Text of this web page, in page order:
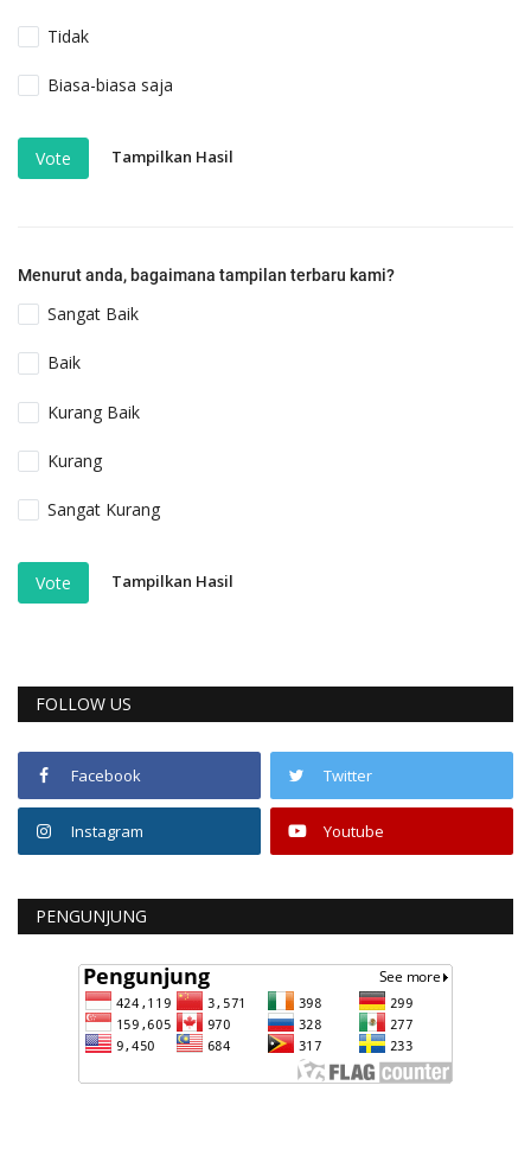
Tidak
Biasa-biasa saja
Vote Tampilkan Hasil
Menurut anda, bagaimana tampilan terbaru kami?
Sangat Baik
Baik
Kurang Baik
Kurang
Sangat Kurang
Vote Tampilkan Hasil
FOLLOW US
Facebook Twitter
Instagram Youtube
PENGUNJUNG